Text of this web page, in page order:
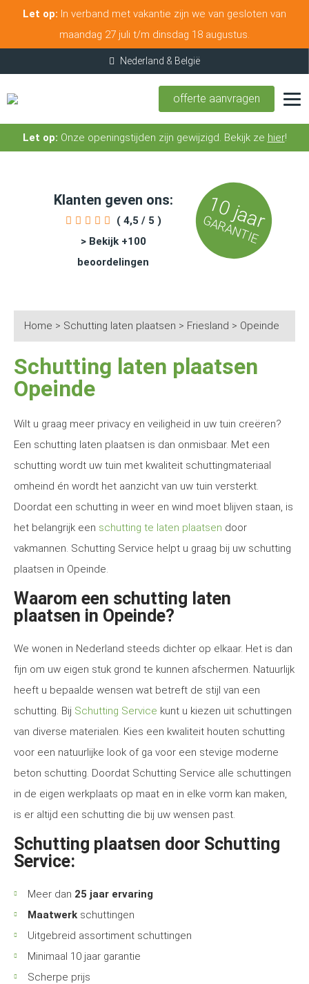
Let op: In verband met vakantie zijn we van gesloten van
maandag 27 juli t/m dinsdag 18 augustus.
offerte aanvragen
Let op: Onze openingstijden zijn gewijzigd. Bekijk ze hier!
Klanten geven ons:
( 4,5 / 5 )
> Bekijk +100
beoordelingen
10 jaar
GARANTIE
Home > Schutting laten plaatsen > Friesland > Opeinde
Schutting laten plaatsen
Opeinde
Wilt u graag meer privacy en veiligheid in uw tuin creëren?
Een schutting laten plaatsen is dan onmisbaar. Met een
schutting wordt uw tuin met kwaliteit schuttingmateriaal
omheind én wordt het aanzicht van uw tuin versterkt.
Doordat een schutting in weer en wind moet blijven staan, is
het belangrijk een schutting te laten plaatsen door
vakmannen. Schutting Service helpt u graag bij uw schutting
plaatsen in Opeinde.
Waarom een schutting laten
plaatsen in Opeinde?
We wonen in Nederland steeds dichter op elkaar. Het is dan
fijn om uw eigen stuk grond te kunnen afschermen. Natuurlijk
heeft u bepaalde wensen wat betreft de stijl van een
schutting. Bij Schutting Service kunt u kiezen uit schuttingen
van diverse materialen. Kies een kwaliteit houten schutting
voor een natuurlijke look of ga voor een stevige moderne
beton schutting. Doordat Schutting Service alle schuttingen
in de eigen werkplaats op maat en in elke vorm kan maken,
is er altijd een schutting die bij uw wensen past.
Schutting plaatsen door Schutting
Service:
Meer dan 25 jaar ervaring
Maatwerk schuttingen
Uitgebreid assortiment schuttingen
Minimaal 10 jaar garantie
Scherpe prijs